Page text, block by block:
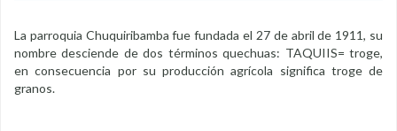
La parroquia Chuquiribamba fue fundada el 27 de abril de 1911, su
nombre desciende de dos términos quechuas: TAQUIIS= troge,
en consecuencia por su producción agrícola significa troge de
granos.